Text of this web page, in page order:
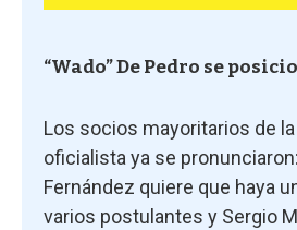
“Wado” De Pedro se
Los socios mayoritarios de
oficialista ya se
Fernández quiere que haya
varios postulantes y Sergio